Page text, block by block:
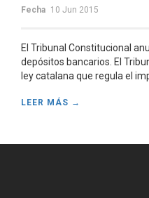
Fecha 10 Jun 2015
El Tribunal Constitucional
depósitos bancarios. El
ley catalana que regula el
LEER MÁS →